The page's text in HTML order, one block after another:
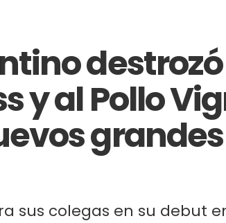
y al Pollo
sus colegas en su debut